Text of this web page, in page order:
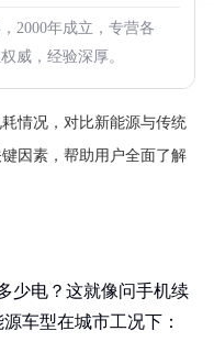
2000年成立，专营各
威，经验深厚。
情况，对比新能源与传统
因素，帮助用户全面了解
少电？这就像问手机续
车型在城市工况下：